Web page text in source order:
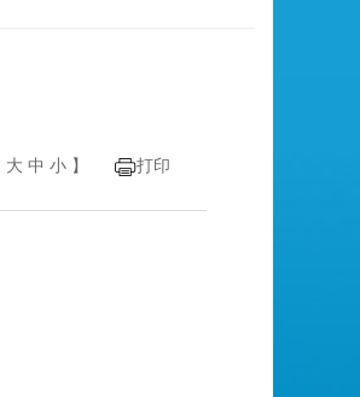
大 中 小 】 打印